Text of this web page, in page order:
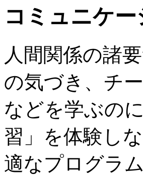
コミュニケー
人間関係の諸
の気づき、チ
などを学ぶの
習」を体験し
適なプログラ